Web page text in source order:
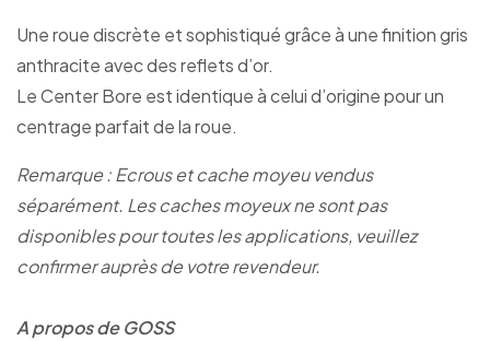
Une roue discrète et sophistiqué grâce à une finition gris
anthracite avec des reflets d’or.
Le Center Bore est identique à celui d’origine pour un
centrage parfait de la roue.
Remarque : Ecrous et cache moyeu vendus
séparément. Les caches moyeux ne sont pas
disponibles pour toutes les applications, veuillez
confirmer auprès de votre revendeur.
A propos de GOSS